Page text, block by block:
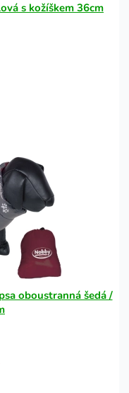
s kožíškem 36cm
oboustranná šedá /